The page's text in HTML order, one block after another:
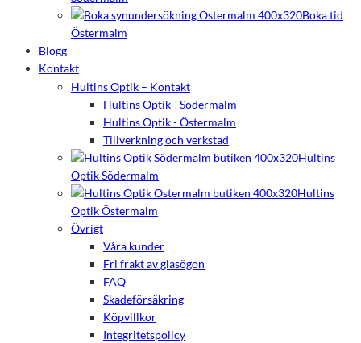
Boka tid
Östermalm
Blogg
Kontakt
Hultins Optik – Kontakt
Hultins Optik - Södermalm
Hultins Optik - Östermalm
Tillverkning och verkstad
Hultins
Optik Södermalm
Hultins
Optik Östermalm
Övrigt
Våra kunder
Fri frakt av glasögon
FAQ
Skadeförsäkring
Köpvillkor
Integritetspolicy